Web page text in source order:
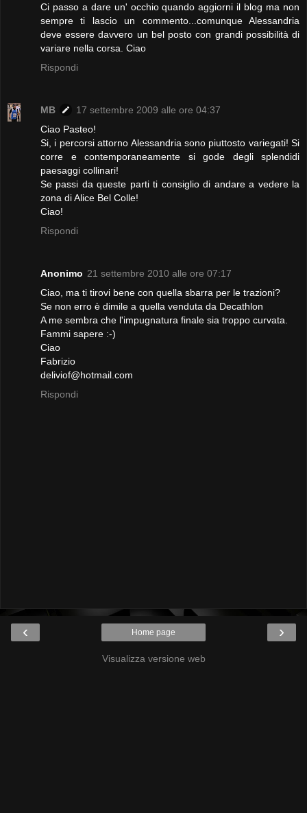
Ci passo a dare un' occhio quando aggiorni il blog ma non
sempre ti lascio un commento...comunque Alessandria
deve essere davvero un bel posto con grandi possibilità di
variare nella corsa. Ciao
Rispondi
MB
17 settembre 2009 alle ore 04:37
Ciao Pasteo!
Si, i percorsi attorno Alessandria sono piuttosto variegati! Si
corre e contemporaneamente si gode degli splendidi
paesaggi collinari!
Se passi da queste parti ti consiglio di andare a vedere la
zona di Alice Bel Colle!
Ciao!
Rispondi
Anonimo 21 settembre 2010 alle ore 07:17
Ciao, ma ti tirovi bene con quella sbarra per le trazioni?
Se non erro è dimile a quella venduta da Decathlon
A me sembra che l'impugnatura finale sia troppo curvata.
Fammi sapere :-)
Ciao
Fabrizio
deliviof@hotmail.com
Rispondi
‹ ›
Home page
Visualizza versione web